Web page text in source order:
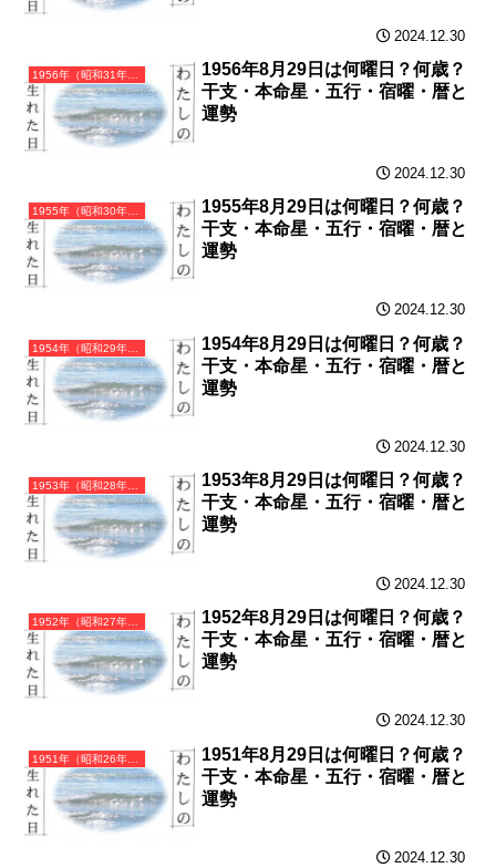
2024.12.30
1956年（昭和31年）丙申（ひのえさる）・申年（さる年）カレンダー（月曜はじまり）
1956年8月29日は何曜日？何歳？
干支・本命星・五行・宿曜・暦と
運勢
2024.12.30
1955年（昭和30年）乙未（きのとひつじ）・未年（ひつじ年）カレンダー（月曜はじまり）
1955年8月29日は何曜日？何歳？
干支・本命星・五行・宿曜・暦と
運勢
2024.12.30
1954年（昭和29年）甲午（きのえうま）・午年（うま年）カレンダー（月曜はじまり）
1954年8月29日は何曜日？何歳？
干支・本命星・五行・宿曜・暦と
運勢
2024.12.30
1953年（昭和28年）癸巳（みずのとみ）・巳年（へび年）カレンダー（月曜はじまり）
1953年8月29日は何曜日？何歳？
干支・本命星・五行・宿曜・暦と
運勢
2024.12.30
1952年（昭和27年）壬辰（みずのえたつ）・辰年（たつ年）カレンダー（月曜はじまり）
1952年8月29日は何曜日？何歳？
干支・本命星・五行・宿曜・暦と
運勢
2024.12.30
1951年（昭和26年）辛卯（かのとう）・卯年（うさぎ年）カレンダー（月曜はじまり）
1951年8月29日は何曜日？何歳？
干支・本命星・五行・宿曜・暦と
運勢
2024.12.30